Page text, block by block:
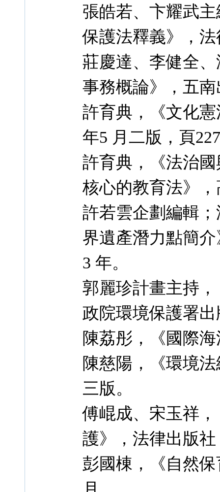
張皓若、卞耀武
保護法釋義》，
莊慶達、李健全
事務概論》，五
許育典，《文化
年5 月二版，頁
許育典，《法治
核心的教育法》
許若雲企劃編輯
界遺產潛力點簡
3 年。
郭麗珍計畫主持
政院環境保護署出
陳荔彤，《國際
陳慈陽，《環境
三版。
傅崐成、宋玉祥
護》，法律出版社
彭國棟，《自然